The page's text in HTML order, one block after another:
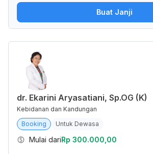
T.1/RW.1, Tebet Barat, Kota Jakarta
us Ibukota Jakarta, Indonesia
Buat Janji
dr. Ekarini Aryasatiani, Sp.OG (K)
Kebidanan dan Kandungan
Booking
Untuk Dewasa
Mulai dariRp 300.000,00